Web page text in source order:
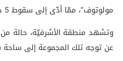
مولوتوف”، ممّا أدّى إلى سقوط 5 جرحى.
وتشهد منطقة الأشرفيّة، حالة
عن توجه تلك المجموعة إلى